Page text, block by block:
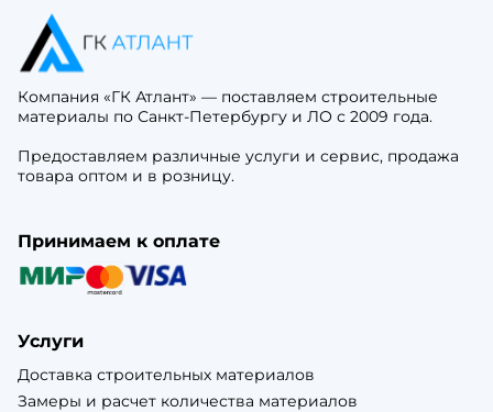
Компания «ГК Атлант» — поставляем строительные
материалы по Санкт-Петербургу и ЛО с 2009 года.
Предоставляем различные услуги и сервис, продажа
товара оптом и в розницу.
Принимаем к оплате
Услуги
Доставка строительных материалов
Замеры и расчет количества материалов